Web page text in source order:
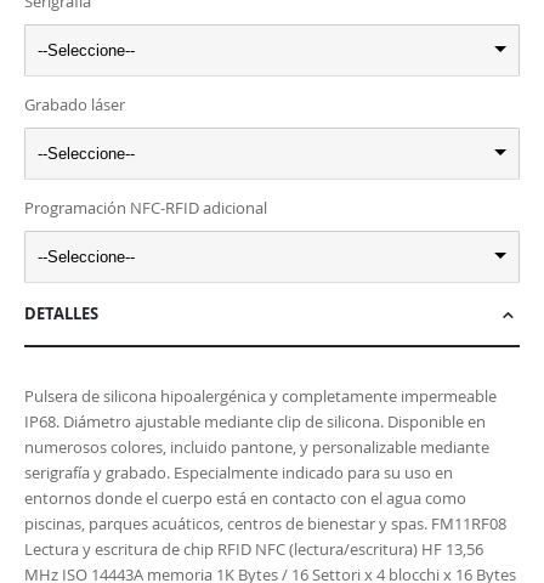
--Seleccione--
Grabado láser
--Seleccione--
Programación NFC-RFID adicional
--Seleccione--
DETALLES
Pulsera de silicona hipoalergénica y completamente impermeable
IP68. Diámetro ajustable mediante clip de silicona. Disponible en
numerosos colores, incluido pantone, y personalizable mediante
serigrafía y grabado. Especialmente indicado para su uso en
entornos donde el cuerpo está en contacto con el agua como
piscinas, parques acuáticos, centros de bienestar y spas. FM11RF08
Lectura y escritura de chip RFID NFC (lectura/escritura) HF 13,56
MHz ISO 14443A memoria 1K Bytes / 16 Settori x 4 blocchi x 16 Bytes